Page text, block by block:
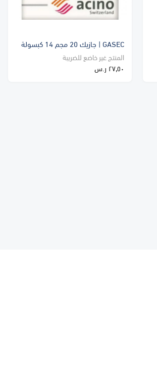
GASEC | جازيك 20 مجم 14 كبسولة
المنتج غير خاضع للضريبة
٢٧٫٥٠ ر.س